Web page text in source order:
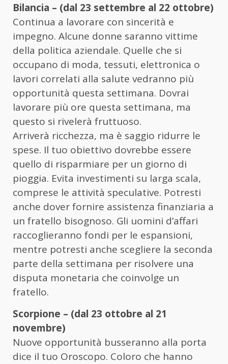
Bilancia – (dal 23 settembre al 22 ottobre)
Continua a lavorare con sincerità e
impegno. Alcune donne saranno vittime
della politica aziendale. Quelle che si
occupano di moda, tessuti, elettronica o
lavori correlati alla salute vedranno più
opportunità questa settimana. Dovrai
lavorare più ore questa settimana, ma
questo si rivelerà fruttuoso.
Arriverà ricchezza, ma è saggio ridurre le
spese. Il tuo obiettivo dovrebbe essere
quello di risparmiare per un giorno di
pioggia. Evita investimenti su larga scala,
comprese le attività speculative. Potresti
anche dover fornire assistenza finanziaria a
un fratello bisognoso. Gli uomini d’affari
raccoglieranno fondi per le espansioni,
mentre potresti anche scegliere la seconda
parte della settimana per risolvere una
disputa monetaria che coinvolge un
fratello.
Scorpione – (dal 23 ottobre al 21
novembre)
Nuove opportunità busseranno alla porta
dice il tuo Oroscopo. Coloro che hanno